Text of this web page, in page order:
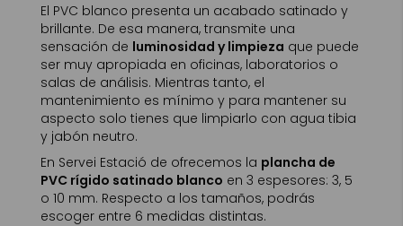
El PVC blanco presenta un acabado satinado y
brillante. De esa manera, transmite una
sensación de luminosidad y limpieza que puede
ser muy apropiada en oficinas, laboratorios o
salas de análisis. Mientras tanto, el
mantenimiento es mínimo y para mantener su
aspecto solo tienes que limpiarlo con agua tibia
y jabón neutro.
En Servei Estació de ofrecemos la plancha de
PVC rígido satinado blanco en 3 espesores: 3, 5
o 10 mm. Respecto a los tamaños, podrás
escoger entre 6 medidas distintas.